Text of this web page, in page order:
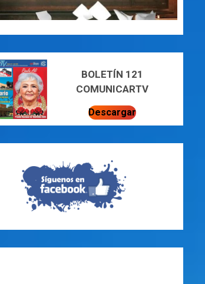
BOLETÍN 121
COMUNICARTV
Descargar